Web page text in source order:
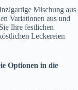
Mischung aus
Variationen aus und
Ihre festlichen
Leckereien
Optionen in die